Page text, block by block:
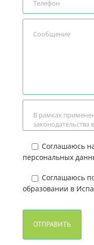
Соглашаюсь
персональных
Соглашаюсь
образовании в